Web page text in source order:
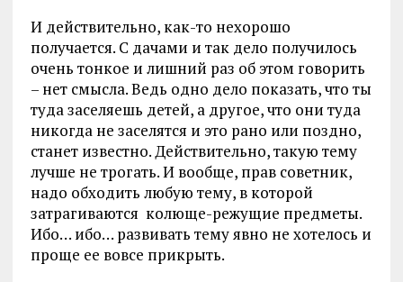
И действительно, как-то нехорошо
получается. С дачами и так дело получилось
очень тонкое и лишний раз об этом говорить
– нет смысла. Ведь одно дело показать, что ты
туда заселяешь детей, а другое, что они туда
никогда не заселятся и это рано или поздно,
станет известно. Действительно, такую тему
лучше не трогать. И вообще, прав советник,
надо обходить любую тему, в которой
затрагиваются колюще-режущие предметы.
Ибо… ибо… развивать тему явно не хотелось и
проще ее вовсе прикрыть.